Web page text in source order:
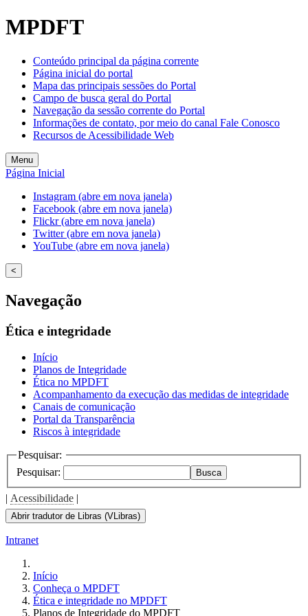
MPDFT
Conteúdo principal da página corrente
Página inicial do portal
Mapa das principais sessões do Portal
Campo de busca geral do Portal
Navegação da sessão corrente do Portal
Informações de contato, por meio do canal Fale Conosco
Recursos de Acessibilidade Web
Menu
Página Inicial
Instagram (abre em nova janela)
Facebook (abre em nova janela)
Flickr (abre em nova janela)
Twitter (abre em nova janela)
YouTube (abre em nova janela)
<
Navegação
Ética e integridade
Início
Planos de Integridade
Ética no MPDFT
Acompanhamento da execução das medidas de integridade
Canais de comunicação
Portal da Transparência
Riscos à integridade
Pesquisar:
Pesquisar:
Busca
| Acessibilidade |
Abrir tradutor de Libras (VLibras)
Intranet
Início
Conheça o MPDFT
Ética e integridade no MPDFT
Planos de Integridade do MPDFT